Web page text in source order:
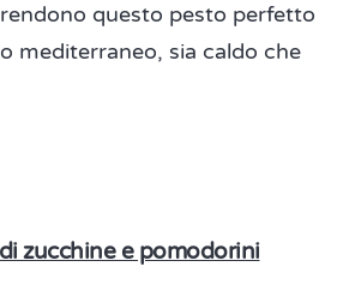
questo pesto perfetto
mediterraneo, sia caldo che
zucchine e pomodorini